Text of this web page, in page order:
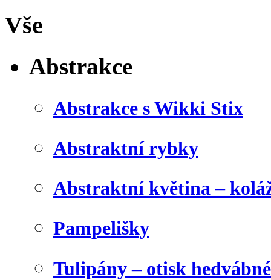
Vše
Abstrakce
Abstrakce s Wikki Stix
Abstraktní rybky
Abstraktní květina –
Pampelišky
Tulipány – otisk